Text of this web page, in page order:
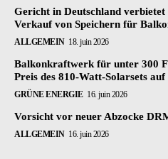
Gericht in Deutschland
Verkauf von Speichern für
ALLGEMEIN 18. juin 2026
Balkonkraftwerk für unter 300
Preis des 810-Watt-Solarsets
GRÜNE ENERGIE 16. juin 2026
Vorsicht vor neuer Abzocke
ALLGEMEIN 16. juin 2026